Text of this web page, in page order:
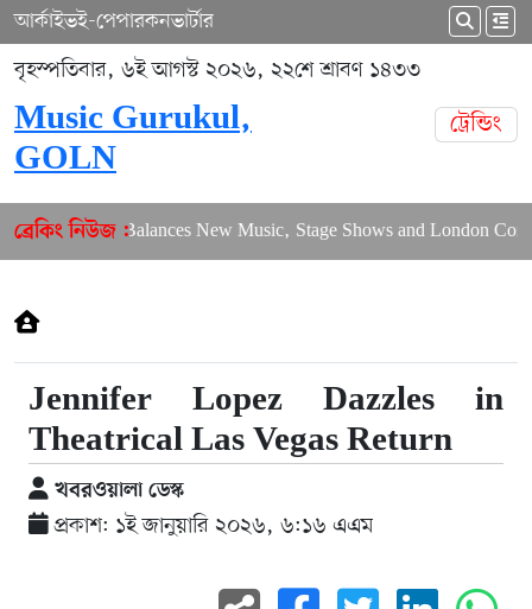
আর্কাইভই-পেপারকনভার্টার
বৃহস্পতিবার, ৬ই আগস্ট ২০২৬, ২২শে শ্রাবণ ১৪৩৩
Music Gurukul,
GOLN
ট্রেন্ডিং
ব্রেকিং নিউজ :Puja Balances New Music, Stage Shows and London
Jennifer Lopez Dazzles in
Theatrical Las Vegas Return
খবরওয়ালা ডেস্ক
প্রকাশ: ১ই জানুয়ারি ২০২৬, ৬:১৬ এএম